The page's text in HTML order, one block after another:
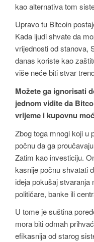
kao alternativa tom
Upravo tu Bitcoin
Kada ljudi shvate da
vrijednosti od stanova,
danas koriste kao
više neće biti stvar
Možete ga ignorisati
jednom vidite da
vrijeme i kupovnu
Zbog toga mnogi koji u
počnu da ga
Zatim kao investiciju.
kasnije počnu shvatati
ideja pokušaj stvaranja
političare, banke ili
U tome je suština
mora biti odmah
efikasnija od starog